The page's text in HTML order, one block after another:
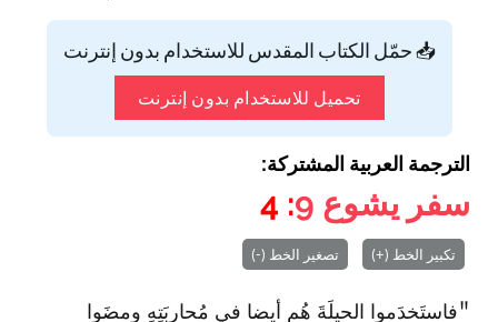
📥 حمّل الكتاب المقدس للاستخدام بدون إنترنت
تحميل للاستخدام بدون إنترنت
الترجمة العربية المشتركة:
سفر يشوع 9
: 4
تكبير الخط (+) تصغير الخط (-)
"فا‏ستَخدَموا الحيلَةَ هُم أيضا في مُحاربَتِهِ ومضَوا